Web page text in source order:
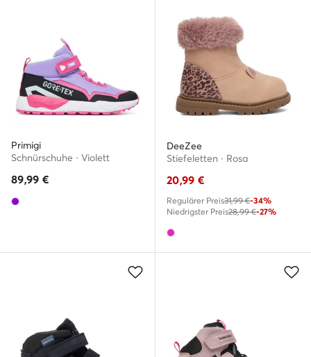
Primigi
Schnürschuhe · Violett
89,99 €
DeeZee
Stiefeletten · Rosa
20,99 €
Regulärer Preis31,99 €-34%
Niedrigster Preis28,99 €-27%